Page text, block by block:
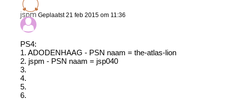
jspm Geplaatst 21 feb 2015 om 11:36
PS4:
1. ADODENHAAG - PSN naam = the-atlas-lion
2. jspm - PSN naam = jsp040
3.
4.
5.
6.